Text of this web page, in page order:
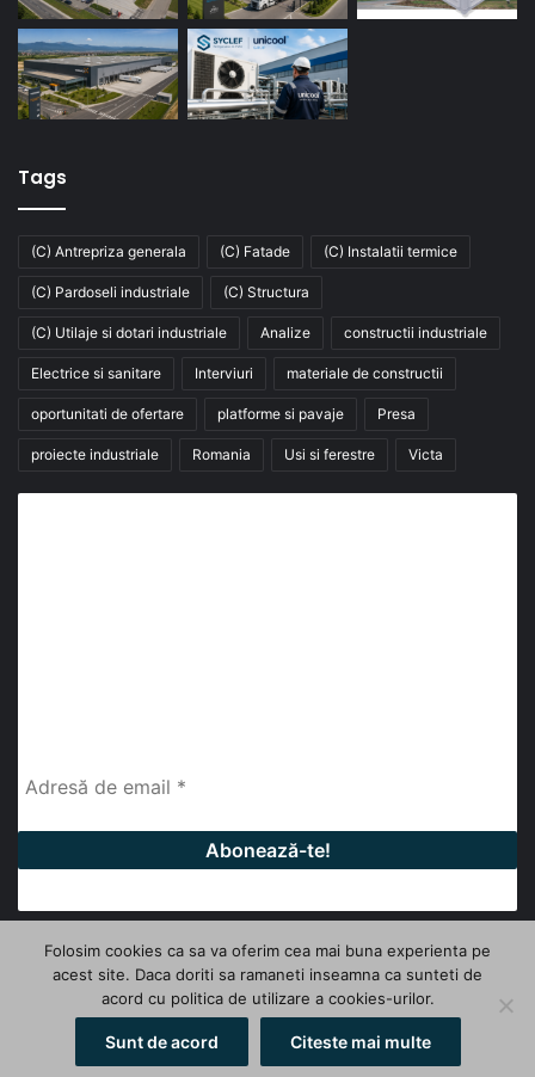
Tags
(C) Antrepriza generala (C) Fatade (C) Instalatii termice
(C) Pardoseli industriale (C) Structura
(C) Utilaje si dotari industriale Analize constructii industriale
Electrice si sanitare Interviuri materiale de constructii
oportunitati de ofertare platforme si pavaje Presa
proiecte industriale Romania Usi si ferestre Victa
© Copyright 2026, All Rights Reserved | InfoHale
FacebookLinkedInYouTube
Folosim cookies ca sa va oferim cea mai buna experienta pe
acest site. Daca doriti sa ramaneti inseamna ca sunteti de
acord cu politica de utilizare a cookies-urilor.
Sunt de acord Citeste mai multe